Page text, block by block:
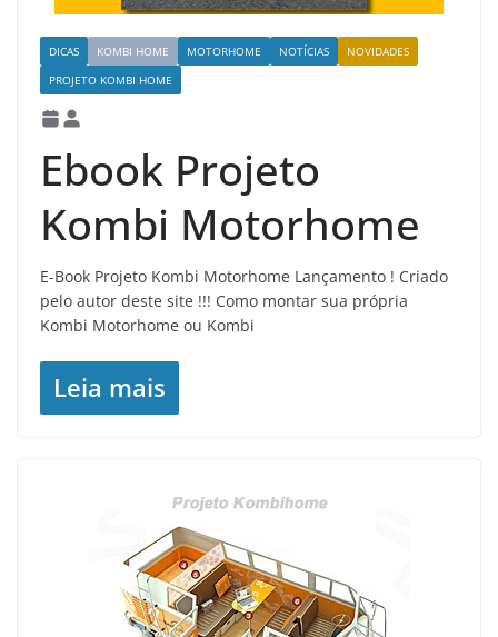
DICAS KOMBI HOME MOTORHOME NOTÍCIAS
NOVIDADES
PROJETO KOMBI HOME
Ebook Projeto
Kombi Motorhome
E-Book Projeto Kombi Motorhome Lançamento ! Criado
pelo autor deste site !!! Como montar sua própria
Kombi Motorhome ou Kombi
Leia mais